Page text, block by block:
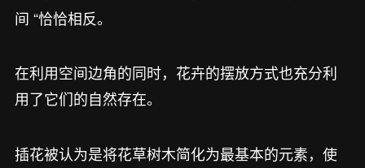
间 “恰恰相反。
在利用空间边角的同时，花卉的摆放方式也充分利
用了它们的自然存在。
插花被认为是将花草树木简化为最基本的元素，使